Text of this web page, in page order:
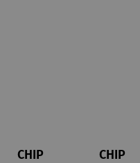
CHIP
CHIP